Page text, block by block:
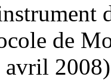
de
avril